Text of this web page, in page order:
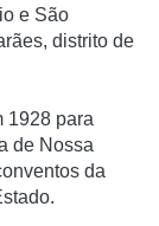
e São
distrito de
1928 para
de Nossa
da